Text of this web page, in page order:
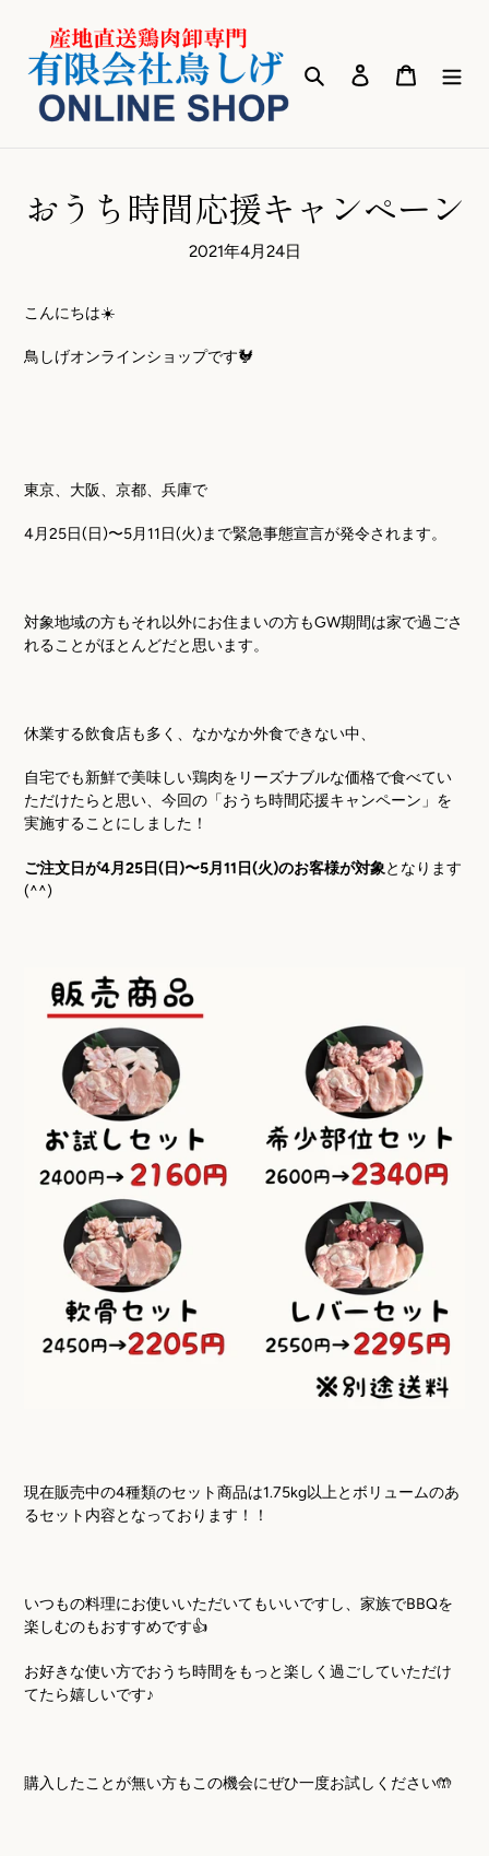
検索 ログインカート
おうち時間応援キャンペーン
2021年4月24日
こんにちは☀️
鳥しげオンラインショップです🐓
東京、大阪、京都、兵庫で
4月25日(日)〜5月11日(火)まで緊急事態宣言が発令されます。
対象地域の方もそれ以外にお住まいの方もGW期間は家で過ごさ
れることがほとんどだと思います。
休業する飲食店も多く、なかなか外食できない中、
自宅でも新鮮で美味しい鶏肉をリーズナブルな価格で食べてい
ただけたらと思い、今回の「おうち時間応援キャンペーン」を
実施することにしました！
ご注文日が4月25日(日)〜5月11日(火)のお客様が対象となります
(^^)
現在販売中の4種類のセット商品は1.75kg以上とボリュームのあ
るセット内容となっております！！
いつもの料理にお使いいただいてもいいですし、家族でBBQを
楽しむのもおすすめです👍
お好きな使い方でおうち時間をもっと楽しく過ごしていただけ
てたら嬉しいです♪
購入したことが無い方もこの機会にぜひ一度お試しください🤲